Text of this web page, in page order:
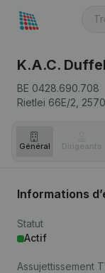
K.A.C. Duffel
BE 0428.690.708
Rietlei 66E/2, 2570
Général Dirigeants
Informations
Statut
Actif
Assujettissement